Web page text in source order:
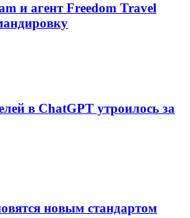
и агент Freedom Travel
в ChatGPT утроилось за
новым стандартом